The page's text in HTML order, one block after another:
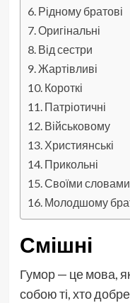
Рідному братові
Оригінальні
Від сестри
Жартівливі
Короткі
Патріотичні
Військовому
Християнські
Прикольні
Своїми словами
Молодшому
Смішні
Гумор — це мова,
собою ті, хто